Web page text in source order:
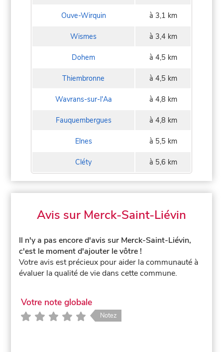
Ouve-Wirquin à 3,1 km
Wismes à 3,4 km
Dohem à 4,5 km
Thiembronne à 4,5 km
Wavrans-sur-l'Aa à 4,8 km
Fauquembergues à 4,8 km
Elnes à 5,5 km
Cléty à 5,6 km
Avis sur Merck-Saint-Liévin
Il n'y a pas encore d'avis sur Merck-Saint-Liévin,
c'est le moment d'ajouter le vôtre !
Votre avis est précieux pour aider la communauté à
évaluer la qualité de vie dans cette commune.
Votre note globale
Notez